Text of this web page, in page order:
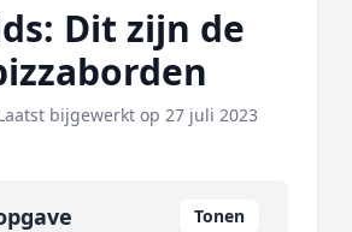
Dit zijn de
bijgewerkt op 27 juli 2023
Tonen